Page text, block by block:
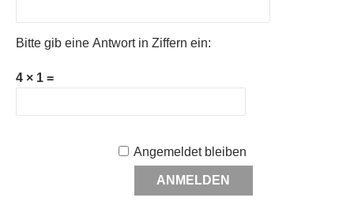
Bitte gib eine Antwort in Ziffern ein:
4 × 1 =
Angemeldet bleiben